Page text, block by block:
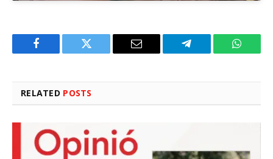
Facebook Twitter Email Telegram
RELATED POSTS